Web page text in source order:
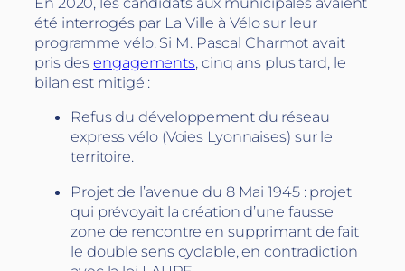
été interrogés par La Ville à Vélo sur leur
programme vélo. Si M. Pascal Charmot avait
pris desengagements, cinq ans plus tard, le
bilan est mitigé :
Refus du développement du réseau
express vélo (Voies Lyonnaises) sur le
territoire.
Projet de l’avenue du 8 Mai 1945 : projet
qui prévoyait la création d’une fausse
zone de rencontre en supprimant de fait
le double sens cyclable, en contradiction